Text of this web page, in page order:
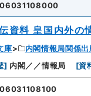
資料 皇国内外の
庫 内閣情報局関係出
] 内閣／／情報局 [資